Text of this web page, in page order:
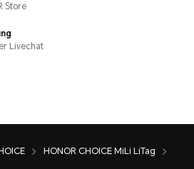
Store
Livechat
HONOR CHOICE MiLi LiTag